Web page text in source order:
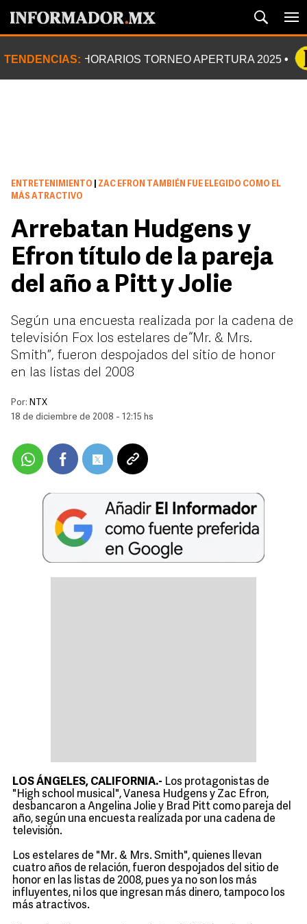
TENDENCIAS: HORARIOS TORNEO APERTURA 2025
ENTRETENIMIENTO
ZAC EFRON TAMBIÉN FUE ELEGIDO COMO EL
MÁS ATRACTIVO
Arrebatan Hudgens y
Efron título de la pareja
del año a Pitt y Jolie
Según una encuesta realizada por la cadena de
televisión Fox los estelares de “Mr. & Mrs.
Smith”, fueron despojados del sitio de honor
en las listas del 2008
Por: NTX
18 de diciembre de 2008 - 12:15 hs
LOS ÁNGELES, CALIFORNIA.- Los protagonistas de
"High school musical", Vanesa Hudgens y Zac Efron,
desbancaron a Angelina Jolie y Brad Pitt como pareja del
año, según una encuesta realizada por una cadena de
televisión.
Los estelares de "Mr. & Mrs. Smith", quienes llevan
cuatro años de relación, fueron despojados del sitio de
honor en las listas de 2008, pues ya no son los más
influyentes, ni los que ingresan más dinero, tampoco los
más atractivos.